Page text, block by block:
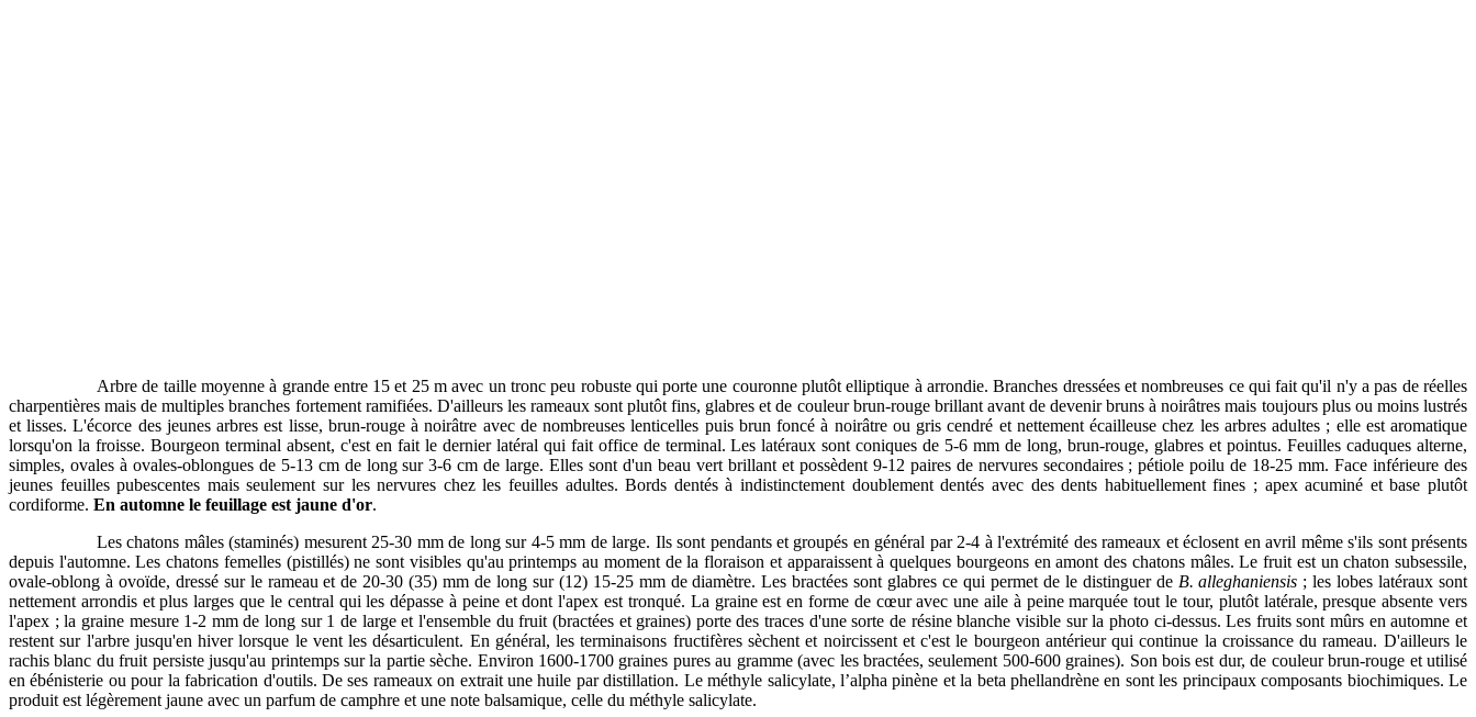
Arbre de taille moyenne à grande entre 15 et 25 m avec un tronc peu robuste qui porte une couronne plutôt elliptique à arrondie. Branches dressées et nombreuses ce qui fait qu'il n'y a pas de réelles
charpentières mais de multiples branches fortement ramifiées. D'ailleurs les rameaux sont plutôt fins, glabres et de couleur brun-rouge brillant avant de devenir bruns à noirâtres mais toujours plus ou moins lustrés
et lisses. L'écorce des jeunes arbres est lisse, brun-rouge à noirâtre avec de nombreuses lenticelles puis brun foncé à noirâtre ou gris cendré et nettement écailleuse chez les arbres adultes ; elle est aromatique
lorsqu'on la froisse. Bourgeon terminal absent, c'est en fait le dernier latéral qui fait office de terminal. Les latéraux sont coniques de 5-6 mm de long, brun-rouge, glabres et pointus. Feuilles caduques alterne,
simples, ovales à ovales-oblongues de 5-13 cm de long sur 3-6 cm de large. Elles sont d'un beau vert brillant et possèdent 9-12 paires de nervures secondaires ; pétiole poilu de 18-25 mm. Face inférieure des
jeunes feuilles pubescentes mais seulement sur les nervures chez les feuilles adultes. Bords dentés à indistinctement doublement dentés avec des dents habituellement fines ; apex acuminé et base plutôt
cordiforme. En automne le feuillage est jaune d'or.
Les chatons mâles (staminés) mesurent 25-30 mm de long sur 4-5 mm de large. Ils sont pendants et groupés en général par 2-4 à l'extrémité des rameaux et éclosent en avril même s'ils sont présents
depuis l'automne. Les chatons femelles (pistillés) ne sont visibles qu'au printemps au moment de la floraison et apparaissent à quelques bourgeons en amont des chatons mâles. Le fruit est un chaton subsessile,
ovale-oblong à ovoïde, dressé sur le rameau et de 20-30 (35) mm de long sur (12) 15-25 mm de diamètre. Les bractées sont glabres ce qui permet de le distinguer de B. alleghaniensis ; les lobes latéraux sont
nettement arrondis et plus larges que le central qui les dépasse à peine et dont l'apex est tronqué. La graine est en forme de cœur avec une aile à peine marquée tout le tour, plutôt latérale, presque absente vers
l'apex ; la graine mesure 1-2 mm de long sur 1 de large et l'ensemble du fruit (bractées et graines) porte des traces d'une sorte de résine blanche visible sur la photo ci-dessus. Les fruits sont mûrs en automne et
restent sur l'arbre jusqu'en hiver lorsque le vent les désarticulent. En général, les terminaisons fructifères sèchent et noircissent et c'est le bourgeon antérieur qui continue la croissance du rameau. D'ailleurs le
rachis blanc du fruit persiste jusqu'au printemps sur la partie sèche. Environ 1600-1700 graines pures au gramme (avec les bractées, seulement 500-600 graines). Son bois est dur, de couleur brun-rouge et utilisé
en ébénisterie ou pour la fabrication d'outils. De ses rameaux on extrait une huile par distillation. Le méthyle salicylate, l’alpha pinène et la beta phellandrène en sont les principaux composants biochimiques. Le
produit est légèrement jaune avec un parfum de camphre et une note balsamique, celle du méthyle salicylate.